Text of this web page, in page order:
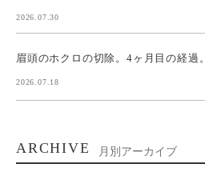
2026.07.30
眉頭のホクロの切除。4ヶ月目の経過。
2026.07.18
ARCHIVE 月別アーカイブ